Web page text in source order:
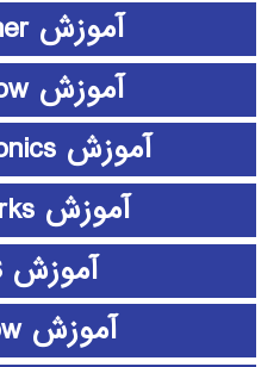
آموزش rapidminer
آموزش ShowFlow
آموزش SimElectronics
آموزش SolidWorks
آموزش SPSS
آموزش stateflow